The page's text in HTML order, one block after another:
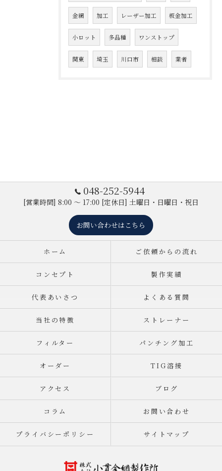
金網 加工 レーザー加工 板金加工
小ロット 多品種 ワンストップ
関東 埼玉 川口市 相談 業者
048-252-5944
[営業時間] 8:00 ～ 17:00 [定休日] 土曜日・日曜日・祝日
お問い合わせはこちら
ホーム ご依頼からの流れ
コンセプト 製作実績
代表あいさつ よくある質問
当社の特徴 ストレーナー
フィルター パンチング加工
オーダー TIG溶接
アクセス ブログ
コラム お問い合わせ
プライバシーポリシー サイトマップ